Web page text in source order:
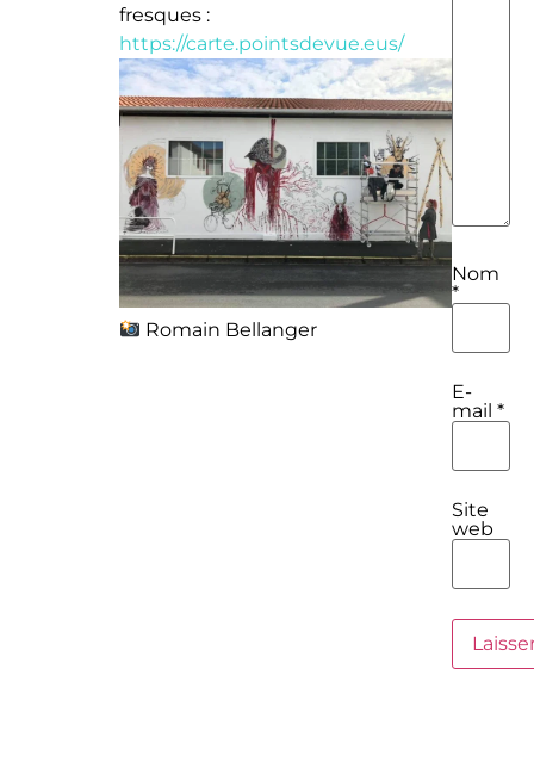
fresques :
https://carte.pointsdevue.eus/
Romain Bellanger
Nom
*
E-
mail *
Site
web